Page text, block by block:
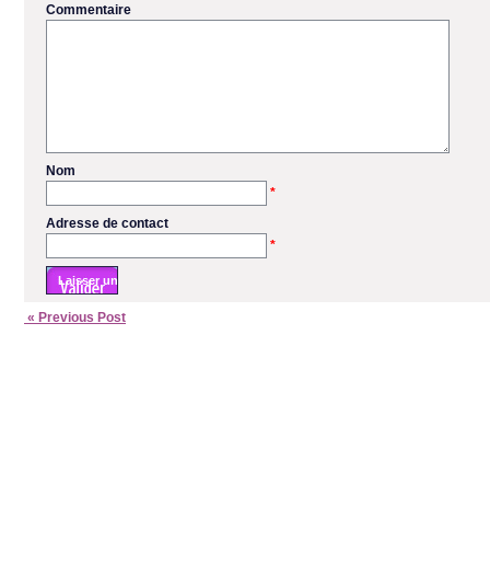
Commentaire
Nom
*
Adresse de contact
*
« Previous Post